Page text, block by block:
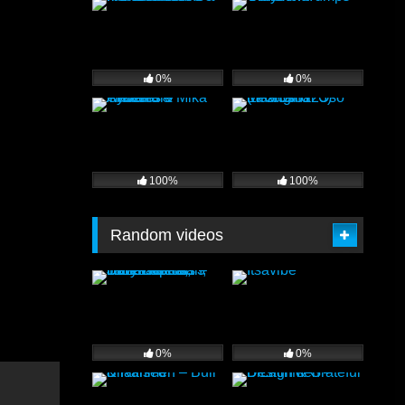
0% 0%
100% 100%
Random videos
0% 0%